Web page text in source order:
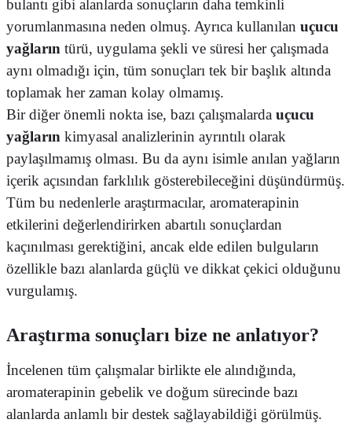
bulantı gibi alanlarda sonuçların daha temkinli
yorumlanmasına neden olmuş. Ayrıca kullanılan uçucu
yağların türü, uygulama şekli ve süresi her çalışmada
aynı olmadığı için, tüm sonuçları tek bir başlık altında
toplamak her zaman kolay olmamış.
Bir diğer önemli nokta ise, bazı çalışmalarda uçucu
yağların kimyasal analizlerinin ayrıntılı olarak
paylaşılmamış olması. Bu da aynı isimle anılan yağların
içerik açısından farklılık gösterebileceğini düşündürmüş.
Tüm bu nedenlerle araştırmacılar, aromaterapinin
etkilerini değerlendirirken abartılı sonuçlardan
kaçınılması gerektiğini, ancak elde edilen bulguların
özellikle bazı alanlarda güçlü ve dikkat çekici olduğunu
vurgulamış.
Araştırma sonuçları bize ne anlatıyor?
İncelenen tüm çalışmalar birlikte ele alındığında,
aromaterapinin gebelik ve doğum sürecinde bazı
alanlarda anlamlı bir destek sağlayabildiği görülmüş.